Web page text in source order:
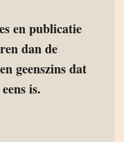
en publicatie
dan de
geenszins dat
is.